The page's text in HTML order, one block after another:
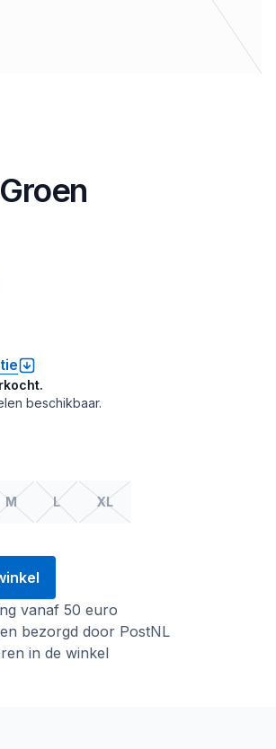
beschikbaar.
M L XL
vanaf 50 euro
bezorgd door PostNL
in de winkel